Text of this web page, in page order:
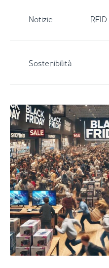
Notizie RFID
Sostenibilità